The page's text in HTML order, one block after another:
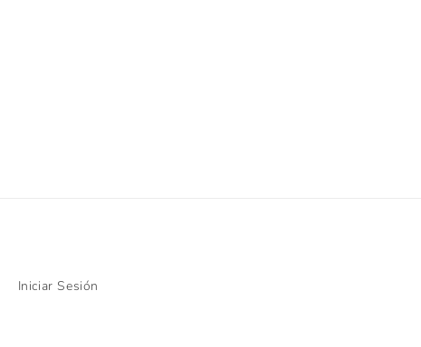
Iniciar Sesión